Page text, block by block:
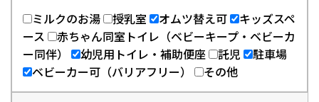
ミルクのお湯 授乳室 オムツ替え可
キッズスペ
ース
赤ちゃん同室トイレ（ベビーキープ・ベビーカ
ー同伴）
幼児用トイレ・補助便座 託児
駐車場
ベビーカー可（バリアフリー）
その他